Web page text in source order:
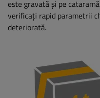
este gravată și pe
verificați rapid parametrii
deteriorată.